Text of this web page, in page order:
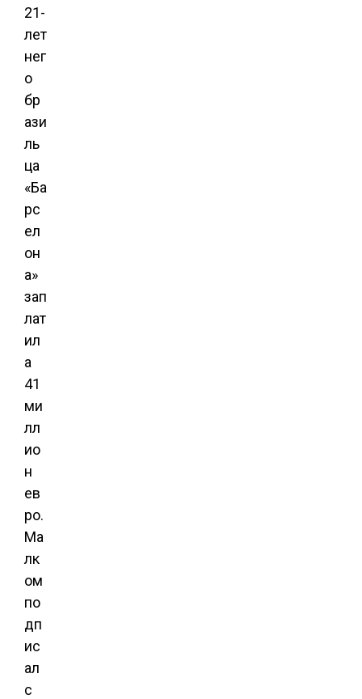
21-
лет
нег
о
бр
ази
ль
ца
«Ба
рс
ел
он
а»
зап
лат
ил
а
41
ми
лл
ио
н
ев
ро.
Ма
лк
ом
по
дп
ис
ал
с